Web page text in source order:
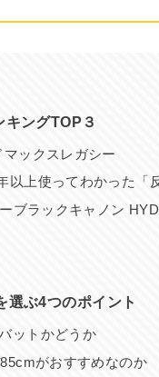
キングTOP３
ックスレガシー
以上使ってわかった「
ブラックキャノン
選ぶ4つのポイント
ットかどうか
がおすすめなのか